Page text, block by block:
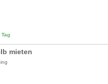
Tag
mieten